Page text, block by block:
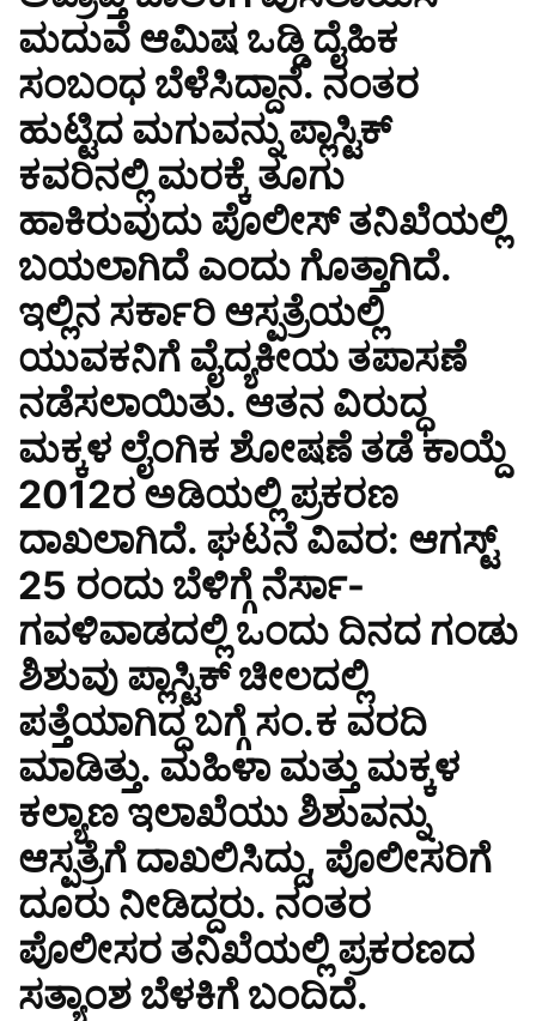
ಮದುವೆ ಆಮಿಷ ಒಡ್ಡಿ ದೈಹಿಕ
ಸಂಬಂಧ ಬೆಳೆಸಿದ್ದಾನೆ. ನಂತರ
ಹುಟ್ಟಿದ ಮಗುವನ್ನು ಪ್ಲಾಸ್ಟಿಕ್
ಕವರಿನಲ್ಲಿ ಮರಕ್ಕೆ ತೂಗು
ಹಾಕಿರುವುದು ಪೊಲೀಸ್ ತನಿಖೆಯಲ್ಲಿ
ಬಯಲಾಗಿದೆ ಎಂದು ಗೊತ್ತಾಗಿದೆ.
ಇಲ್ಲಿನ ಸರ್ಕಾರಿ ಆಸ್ಪತ್ರೆಯಲ್ಲಿ
ಯುವಕನಿಗೆ ವೈದ್ಯಕೀಯ ತಪಾಸಣೆ
ನಡೆಸಲಾಯಿತು. ಆತನ ವಿರುದ್ಧ
ಮಕ್ಕಳ ಲೈಂಗಿಕ ಶೋಷಣೆ ತಡೆ ಕಾಯ್ದೆ
2012ರ ಅಡಿಯಲ್ಲಿ ಪ್ರಕರಣ
ದಾಖಲಾಗಿದೆ. ಘಟನೆ ವಿವರ: ಆಗಸ್ಟ್
25 ರಂದು ಬೆಳಿಗ್ಗೆ ನೆರ್ಸಾ-
ಗವಳಿವಾಡದಲ್ಲಿ ಒಂದು ದಿನದ ಗಂಡು
ಶಿಶುವು ಪ್ಲಾಸ್ಟಿಕ್ ಚೀಲದಲ್ಲಿ
ಪತ್ತೆಯಾಗಿದ್ದ ಬಗ್ಗೆ ಸಂ.ಕ ವರದಿ
ಮಾಡಿತ್ತು. ಮಹಿಳಾ ಮತ್ತು ಮಕ್ಕಳ
ಕಲ್ಯಾಣ ಇಲಾಖೆಯು ಶಿಶುವನ್ನು
ಆಸ್ಪತ್ರೆಗೆ ದಾಖಲಿಸಿದ್ದು, ಪೊಲೀಸರಿಗೆ
ದೂರು ನೀಡಿದ್ದರು. ನಂತರ
ಪೊಲೀಸರ ತನಿಖೆಯಲ್ಲಿ ಪ್ರಕರಣದ
ಸತ್ಯಾಂಶ ಬೆಳಕಿಗೆ ಬಂದಿದೆ.